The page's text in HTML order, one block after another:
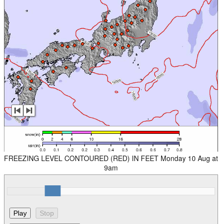
FREEZING LEVEL CONTOURED (RED) IN FEET Monday 10 Aug at
9am